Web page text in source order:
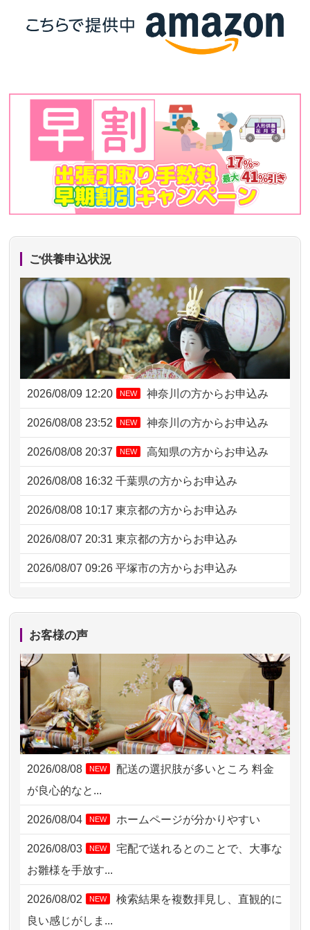
ご供養申込状況
2026/08/09 12:20 NEW 神奈川の方からお申込み
2026/08/08 23:52 NEW 神奈川の方からお申込み
2026/08/08 20:37 NEW 高知県の方からお申込み
2026/08/08 16:32 千葉県の方からお申込み
2026/08/08 10:17 東京都の方からお申込み
2026/08/07 20:31 東京都の方からお申込み
2026/08/07 09:26 平塚市の方からお申込み
2026/08/06 21:28 埼玉県の方からお申込み
2026/08/06 17:56
2026/08/06 10:06 茨城県の方からお申込み
2026/08/06 09:17 三重県の方からお申込み
2026/08/06 06:48 横浜市の方からお申込み
2026/08/05 15:07 東京都の方からお申込み
2026/08/05 11:33 神奈川の方からお申込み
2026/08/04 00:38 中野区の方からお申込み
2026/08/03 21:17
お客様の声
2026/08/08 NEW
配送の選択肢が多いところ 料金
が良心的なと...
2026/08/04 NEW ホームページが分かりやすい
2026/08/03 NEW
宅配で送れるとのことで、大事な
お雛様を手放す...
2026/08/02 NEW
検索結果を複数拝見し、直観的に
良い感じがしま...